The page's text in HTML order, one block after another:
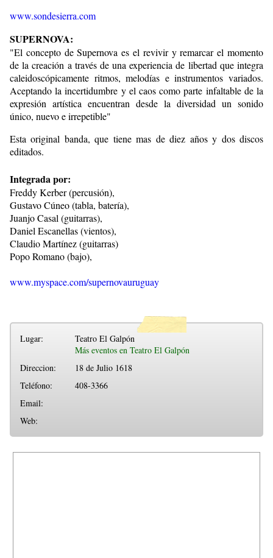
www.sondesierra.com
SUPERNOVA:
"El concepto de Supernova es el revivir y remarcar el momento
de la creación a través de una experiencia de libertad que integra
caleidoscópicamente ritmos, melodías e instrumentos variados.
Aceptando la incertidumbre y el caos como parte infaltable de la
expresión artística encuentran desde la diversidad un sonido
único, nuevo e irrepetible"
Esta original banda, que tiene mas de diez años y dos discos
editados.
Integrada por:
Freddy Kerber (percusión),
Gustavo Cúneo (tabla, batería),
Juanjo Casal (guitarras),
Daniel Escanellas (vientos),
Claudio Martínez (guitarras)
Popo Romano (bajo),
www.myspace.com/supernovauruguay
Lugar:
Teatro El Galpón
Más eventos en Teatro El Galpón
Direccion:
18 de Julio 1618
Teléfono:
408-3366
Email:
Web: